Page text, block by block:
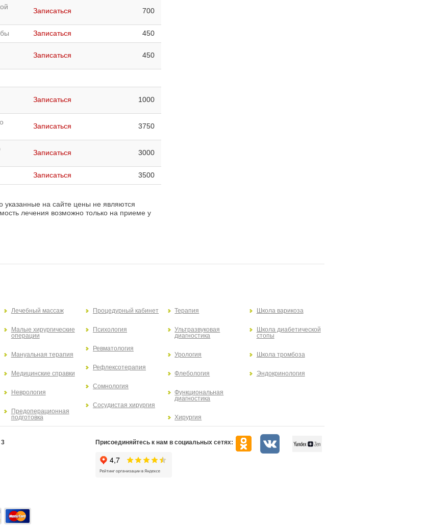
Записаться 700
Записаться 450
Записаться 450
Записаться 1000
Записаться 3750
Записаться 3000
Записаться 3500
на сайте цены не являются
лечения возможно только на приеме у
Лечебный массаж
Малые хирургические
операции
Мануальная терапия
Медицинские справки
Неврология
Предоперационная
подготовка
Процедурный кабинет
Психология
Ревматология
Рефлексотерапия
Сомнология
Сосудистая хирургия
Терапия
Ультразвуковая
диагностика
Урология
Флебология
Функциональная
диагностика
Хирургия
Школа варикоза
Школа диабетической
стопы
Школа тромбоза
Эндокринология
Присоединяйтесь к нам в социальных сетях:
3